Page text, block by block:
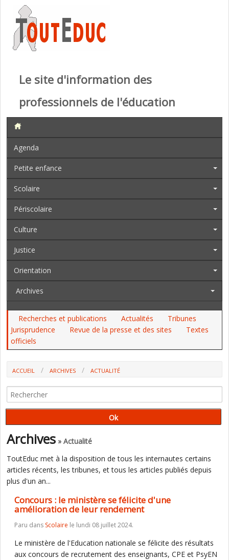
Le site d'information des
professionnels de l'éducation
Agenda
Petite enfance
Scolaire
Périscolaire
Culture
Justice
Orientation
Archives
Recherches et publications Actualités
Tribunes
Jurisprudence
Revue de la presse et des sites
Textes
officiels
ACCUEIL ARCHIVES
ACTUALITÉ
RENDEMENT
Archives » Actualité
ToutEduc met à la disposition de tous les internautes certains
articles récents, les tribunes, et tous les articles publiés depuis
plus d'un an...
Concours : le ministère se félicite d'une
amélioration de leur rendement
Paru dans Scolaire le lundi 08 juillet 2024.
Le ministère de l'Education nationale se félicite des résultats
aux concours de recrutement des enseignants, CPE et PsyEN